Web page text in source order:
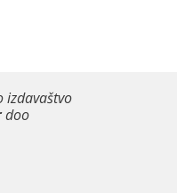
izdavaštvo
doo